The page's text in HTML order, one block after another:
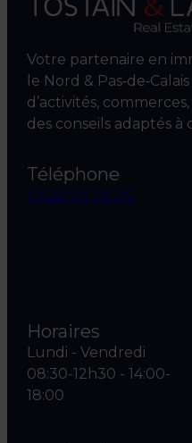
Votre partenaire en
le Nord &
d’activités,
des conseils adaptés
Téléphone
03 20 04 06 00
Horaires
Lundi - Vendredi
08:30-12h30 - 14:00-
18:00